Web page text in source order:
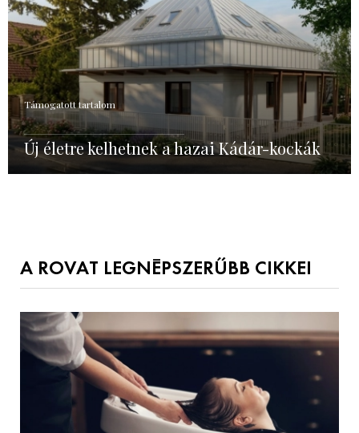
Támogatott tartalom
Új életre kelhetnek a hazai Kádár-kockák
A ROVAT LEGNÉPSZERŰBB CIKKEI